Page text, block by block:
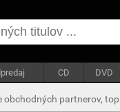
CD DVD
obchodných partnerov,